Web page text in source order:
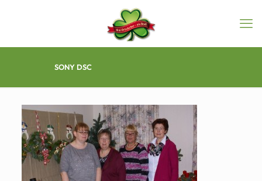
SONY DSC